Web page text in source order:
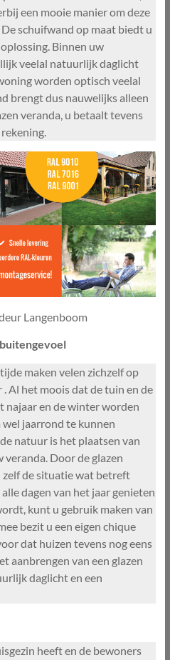
een mooie manier om deze
schuifwand op maat biedt u
Binnen uw
veelal natuurlijk daglicht
worden optisch veelal
brengt dus nauwelijks alleen
veranda, u betaalt tevens
Langenboom
maken velen zichzelf op
Al het moois dat de tuin en de
najaar en de winter worden
wel jaarrond te kunnen
natuur is het plaatsen van
veranda. Door de glazen
de situatie wat betreft
dagen van het jaar genieten
kunt u gebruik maken van
bezit u een eigen chique
dat huizen tevens nog eens
aanbrengen van een glazen
daglicht en een
heeft en de bewoners